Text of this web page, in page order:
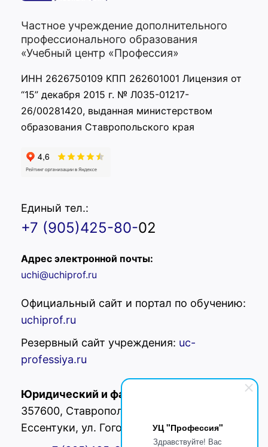
УЦ "Профессия"
Здравствуйте! Вас
Частное учреждение дополнительного
профессионального образования
«Учебный центр «Профессия»
ИНН 2626750109 КПП 262601001 Лицензия от
“15” декабря 2015 г. № Л035-01217-
26/00281420, выданная министерством
образования Ставропольского края
Единый тел.:
+7 (905)425-80-02
Адрес электронной почты:
uchi@uchiprof.ru
Официальный сайт и портал по обучению:
uchiprof.ru
Резервный сайт учреждения: uc-
professiya.ru
Юридический и фактический адрес:
357600, Ставропольский край, г.
Ессентуки, ул. Гоголя 42